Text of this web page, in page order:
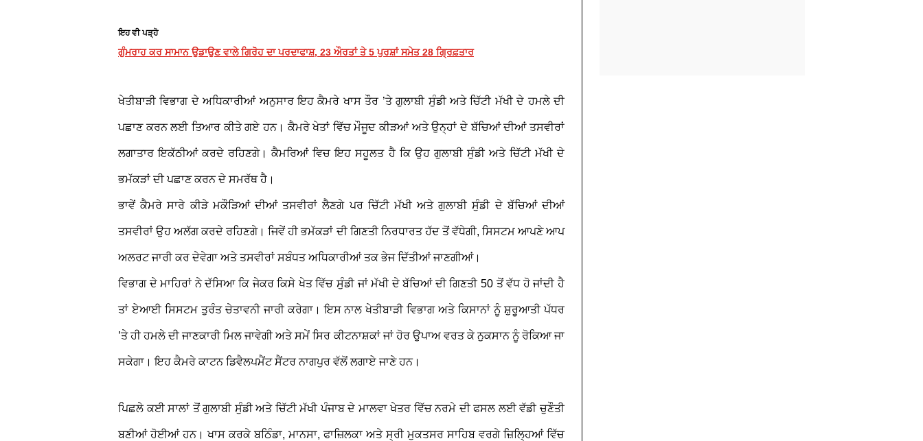
ਇਹ ਵੀ ਪੜ੍ਹੋ
ਗੁੰਮਰਾਹ ਕਰ ਸਾਮਾਨ ਉਡਾਉਣ ਵਾਲੇ ਗਿਰੋਹ ਦਾ ਪਰਦਾਫਾਸ਼, 23 ਔਰਤਾਂ ਤੇ 5 ਪੁਰਸ਼ਾਂ ਸਮੇਤ 28 ਗ੍ਰਿਫ਼ਤਾਰ
ਖੇਤੀਬਾੜੀ ਵਿਭਾਗ ਦੇ ਅਧਿਕਾਰੀਆਂ ਅਨੁਸਾਰ ਇਹ ਕੈਮਰੇ ਖਾਸ ਤੌਰ ’ਤੇ ਗੁਲਾਬੀ ਸੁੰਡੀ ਅਤੇ ਚਿੱਟੀ ਮੱਖੀ ਦੇ ਹਮਲੇ ਦੀ
ਪਛਾਣ ਕਰਨ ਲਈ ਤਿਆਰ ਕੀਤੇ ਗਏ ਹਨ। ਕੈਮਰੇ ਖੇਤਾਂ ਵਿੱਚ ਮੌਜੂਦ ਕੀੜਆਂ ਅਤੇ ਉਨ੍ਹਾਂ ਦੇ ਬੱਚਿਆਂ ਦੀਆਂ ਤਸਵੀਰਾਂ
ਲਗਾਤਾਰ ਇਕੱਠੀਆਂ ਕਰਦੇ ਰਹਿਣਗੇ। ਕੈਮਰਿਆਂ ਵਿਚ ਇਹ ਸਹੂਲਤ ਹੈ ਕਿ ਉਹ ਗੁਲਾਬੀ ਸੁੰਡੀ ਅਤੇ ਚਿੱਟੀ ਮੱਖੀ ਦੇ
ਭਮੱਕੜਾਂ ਦੀ ਪਛਾਣ ਕਰਨ ਦੇ ਸਮਰੱਥ ਹੈ।
ਭਾਵੇਂ ਕੈਮਰੇ ਸਾਰੇ ਕੀੜੇ ਮਕੌੜਿਆਂ ਦੀਆਂ ਤਸਵੀਰਾਂ ਲੈਣਗੇ ਪਰ ਚਿੱਟੀ ਮੱਖੀ ਅਤੇ ਗੁਲਾਬੀ ਸੁੰਡੀ ਦੇ ਬੱਚਿਆਂ ਦੀਆਂ
ਤਸਵੀਰਾਂ ਉਹ ਅਲੱਗ ਕਰਦੇ ਰਹਿਣਗੇ। ਜਿਵੇਂ ਹੀ ਭਮੱਕੜਾਂ ਦੀ ਗਿਣਤੀ ਨਿਰਧਾਰਤ ਹੱਦ ਤੋਂ ਵੱਧੇਗੀ, ਸਿਸਟਮ ਆਪਣੇ ਆਪ
ਅਲਰਟ ਜਾਰੀ ਕਰ ਦੇਵੇਗਾ ਅਤੇ ਤਸਵੀਰਾਂ ਸਬੰਧਤ ਅਧਿਕਾਰੀਆਂ ਤਕ ਭੇਜ ਦਿੱਤੀਆਂ ਜਾਣਗੀਆਂ।
ਵਿਭਾਗ ਦੇ ਮਾਹਿਰਾਂ ਨੇ ਦੱਸਿਆ ਕਿ ਜੇਕਰ ਕਿਸੇ ਖੇਤ ਵਿੱਚ ਸੁੰਡੀ ਜਾਂ ਮੱਖੀ ਦੇ ਬੱਚਿਆਂ ਦੀ ਗਿਣਤੀ 50 ਤੋਂ ਵੱਧ ਹੋ ਜਾਂਦੀ ਹੈ
ਤਾਂ ਏਆਈ ਸਿਸਟਮ ਤੁਰੰਤ ਚੇਤਾਵਨੀ ਜਾਰੀ ਕਰੇਗਾ। ਇਸ ਨਾਲ ਖੇਤੀਬਾੜੀ ਵਿਭਾਗ ਅਤੇ ਕਿਸਾਨਾਂ ਨੂੰ ਸ਼ੁਰੂਆਤੀ ਪੱਧਰ
’ਤੇ ਹੀ ਹਮਲੇ ਦੀ ਜਾਣਕਾਰੀ ਮਿਲ ਜਾਵੇਗੀ ਅਤੇ ਸਮੇਂ ਸਿਰ ਕੀਟਨਾਸ਼ਕਾਂ ਜਾਂ ਹੋਰ ਉਪਾਅ ਵਰਤ ਕੇ ਨੁਕਸਾਨ ਨੂੰ ਰੋਕਿਆ ਜਾ
ਸਕੇਗਾ। ਇਹ ਕੈਮਰੇ ਕਾਟਨ ਡਿਵੈਲਪਮੈਂਟ ਸੈਂਟਰ ਨਾਗਪੁਰ ਵੱਲੋਂ ਲਗਾਏ ਜਾਣੇ ਹਨ।
ਪਿਛਲੇ ਕਈ ਸਾਲਾਂ ਤੋਂ ਗੁਲਾਬੀ ਸੁੰਡੀ ਅਤੇ ਚਿੱਟੀ ਮੱਖੀ ਪੰਜਾਬ ਦੇ ਮਾਲਵਾ ਖੇਤਰ ਵਿੱਚ ਨਰਮੇ ਦੀ ਫਸਲ ਲਈ ਵੱਡੀ ਚੁਣੌਤੀ
ਬਣੀਆਂ ਹੋਈਆਂ ਹਨ। ਖਾਸ ਕਰਕੇ ਬਠਿੰਡਾ, ਮਾਨਸਾ, ਫਾਜ਼ਿਲਕਾ ਅਤੇ ਸ੍ਰੀ ਮੁਕਤਸਰ ਸਾਹਿਬ ਵਰਗੇ ਜ਼ਿਲ੍ਹਿਆਂ ਵਿੱਚ